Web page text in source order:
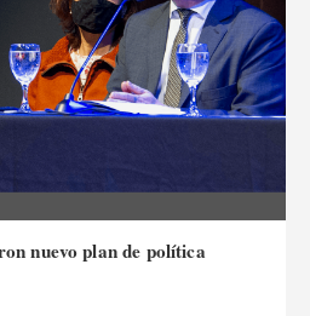
nuevo plan de política